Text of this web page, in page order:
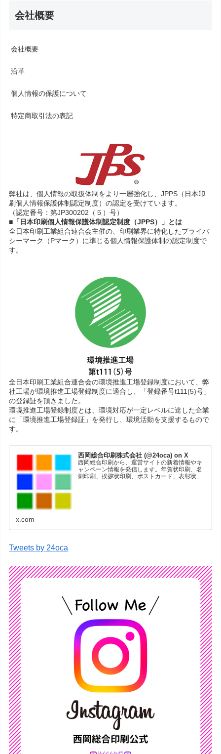
会社概要
会社概要
沿革
個人情報の保護について
特定商取引法の表記
弊社は、個人情報の取扱体制をより一層強化し、JPPS（日本印
刷個人情報保護体制認定制度）の認定を受けています。
（認定番号：第JP300202（５）号）
■「日本印刷個人情報保護体制認定制度（JPPS）」とは
全日本印刷工業組合連合会主催の、印刷業界に特化したプライバ
シーマーク（Pマーク）に準じる個人情報保護体制の認定制度で
す。
全日本印刷工業組合連合会の環境推進工場登録制度において、弊
社工場が環境推進工場登録制度に適合し、「登録番号t111(5)号」
の登録証を頂きました。
環境推進工場登録制度とは、環境対応が一定レベルに達した企業
に「環境推進工場登録証」を発行し、環境活動を支援するもので
す。
西岡総合印刷株式会社 (@24oca) on X
西岡総合印刷から、運営サイトの新着情報やキ
ャンペーン情報を発信します。年賀状印刷、名
刺印刷、挨拶状印刷、ポストカード、表彰状印
x.com
Tweets by 24oca